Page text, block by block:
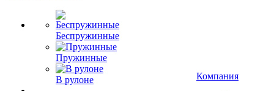
Беспружинные
Пружинные
В рулоне
Компания